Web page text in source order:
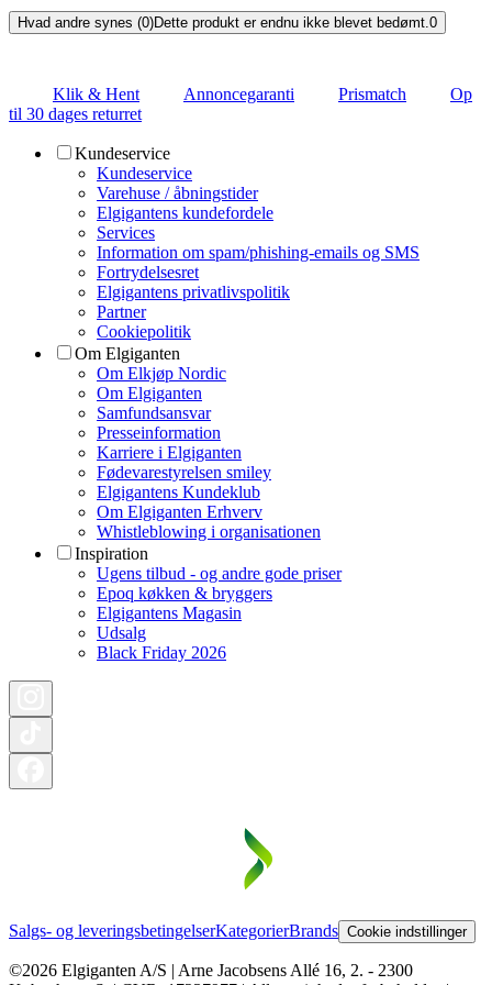
Hvad andre synes (0)Dette produkt er endnu ikke blevet bedømt.0
Klik & Hent Annoncegaranti Prismatch
Op
til 30 dages returret
Kundeservice
Kundeservice
Varehuse / åbningstider
Elgigantens kundefordele
Services
Information om spam/phishing-emails og SMS
Fortrydelsesret
Elgigantens privatlivspolitik
Partner
Cookiepolitik
Om Elgiganten
Om Elkjøp Nordic
Om Elgiganten
Samfundsansvar
Presseinformation
Karriere i Elgiganten
Fødevarestyrelsen smiley
Elgigantens Kundeklub
Om Elgiganten Erhverv
Whistleblowing i organisationen
Inspiration
Ugens tilbud - og andre gode priser
Epoq køkken & bryggers
Elgigantens Magasin
Udsalg
Black Friday 2026
Salgs- og leveringsbetingelserKategorierBrands Cookie indstillinger
©2026 Elgiganten A/S | Arne Jacobsens Allé 16, 2. - 2300